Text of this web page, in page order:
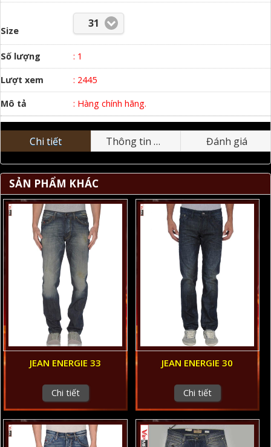
Size
31
Số lượng : 1
Lượt xem : 2445
Mô tả : Hàng chính hãng.
Chi tiết Thông tin nhãn hiệu Đánh giá
SẢN PHẨM KHÁC
JEAN ENERGIE 33
Chi tiết
JEAN ENERGIE 30
Chi tiết